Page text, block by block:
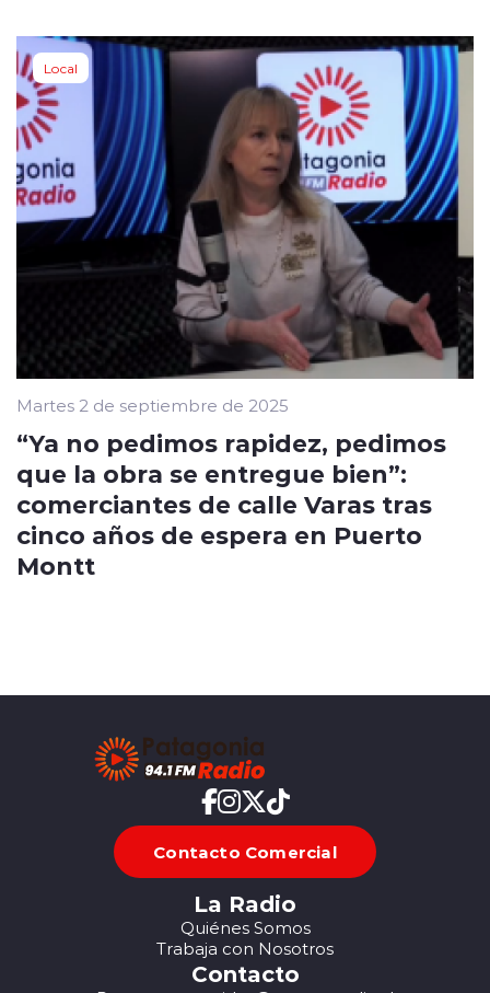
Local
Martes 2 de septiembre de 2025
“Ya no pedimos rapidez, pedimos
que la obra se entregue bien”:
comerciantes de calle Varas tras
cinco años de espera en Puerto
Montt
Contacto Comercial
La Radio
Quiénes Somos
Trabaja con Nosotros
Contacto